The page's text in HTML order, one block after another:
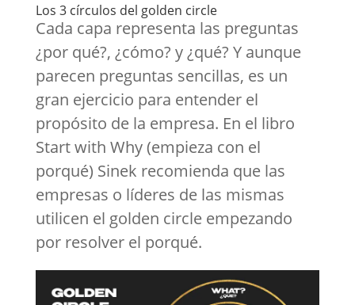
Los 3 círculos del golden circle
Cada capa representa las preguntas
¿por qué?, ¿cómo? y ¿qué? Y aunque
parecen preguntas sencillas, es un
gran ejercicio para entender el
propósito de la empresa. En el libro
Start with Why (empieza con el
porqué) Sinek recomienda que las
empresas o líderes de las mismas
utilicen el golden circle empezando
por resolver el porqué.